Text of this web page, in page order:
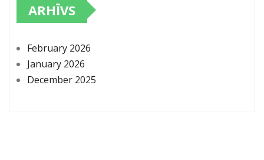
ARHĪVS
February 2026
January 2026
December 2025